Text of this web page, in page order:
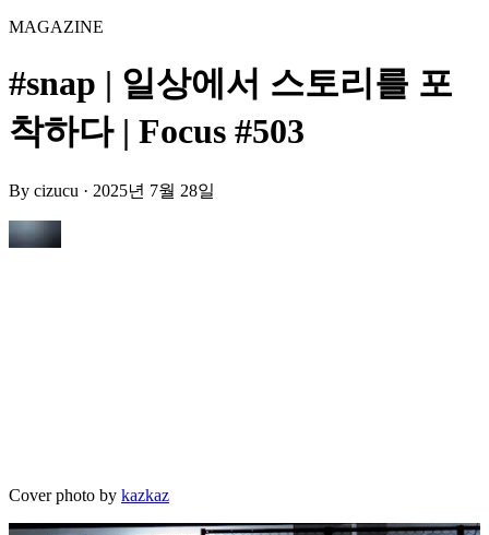
MAGAZINE
#snap | 일상에서 스토리를 포
착하다 | Focus #503
By cizucu · 2025년 7월 28일
Cover photo by kazkaz